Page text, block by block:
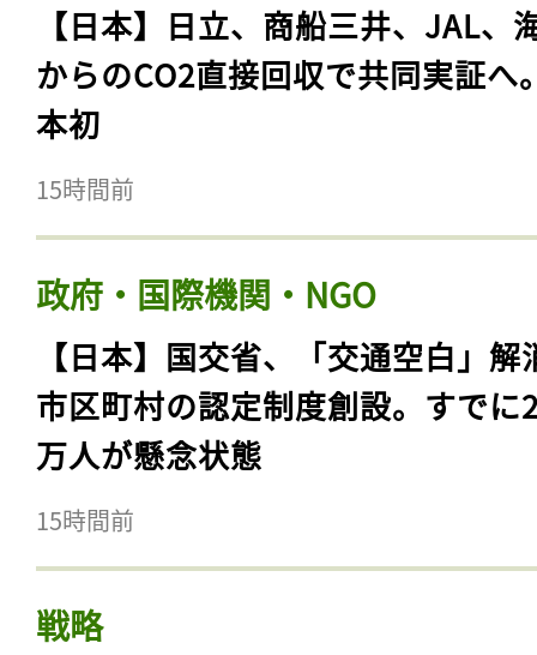
【日本】日立、商船三井、JAL、
からのCO2直接回収で共同実証へ
本初
15時間前
政府・国際機関・NGO
【日本】国交省、「交通空白」解
市区町村の認定制度創設。すでに
万人が懸念状態
15時間前
戦略